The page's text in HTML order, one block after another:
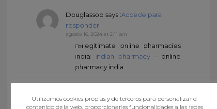
Douglassob says :Accede para
responder
agosto 16, 2024 at 2:11 am
п»їlegitimate online pharmacies
india: indian pharmacy – online
pharmacy india
Douglassobsays :Accede para
Utilizamos cookies propias y de terceros para personalizar el
contenido de la web, proporcionarles funcionalidades a las redes